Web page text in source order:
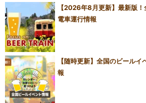
【2026年8月更新】最新版
電車運行情報
【随時更新】全国のビール
報